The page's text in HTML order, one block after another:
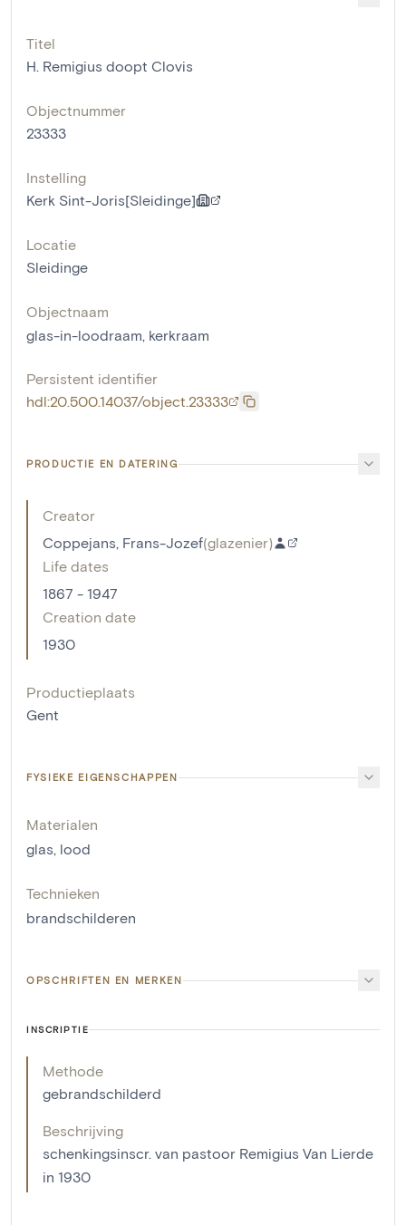
Titel
H. Remigius doopt Clovis
Objectnummer
23333
Instelling
Kerk Sint-Joris[Sleidinge]
Locatie
Sleidinge
Objectnaam
glas-in-loodraam, kerkraam
Persistent identifier
hdl:20.500.14037/object.23333
PRODUCTIE EN DATERING
Creator
Coppejans, Frans-Jozef(glazenier)
Life dates
1867 - 1947
Creation date
1930
Productieplaats
Gent
FYSIEKE EIGENSCHAPPEN
Materialen
glas, lood
Technieken
brandschilderen
OPSCHRIFTEN EN MERKEN
INSCRIPTIE
Methode
gebrandschilderd
Beschrijving
schenkingsinscr. van pastoor Remigius Van Lierde
in 1930